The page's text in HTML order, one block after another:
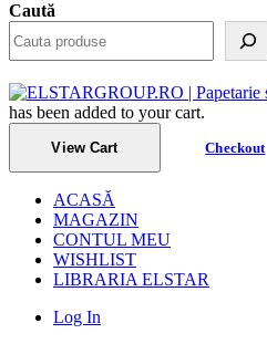
Caută
has been added to your cart.
View Cart Checkout
ACASĂ
MAGAZIN
CONTUL MEU
WISHLIST
LIBRARIA ELSTAR
Log In